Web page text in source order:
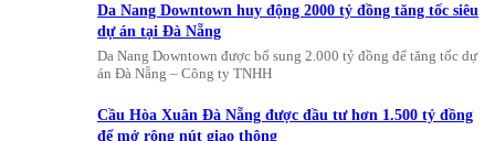
Da Nang Downtown huy động 2000 tỷ đồng tăng tốc siêu
dự án tại Đà Nẵng
Da Nang Downtown được bổ sung 2.000 tỷ đồng để tăng tốc dự
án Đà Nẵng – Công ty TNHH
Cầu Hòa Xuân Đà Nẵng được đầu tư hơn 1.500 tỷ đồng
để mở rộng nút giao thông